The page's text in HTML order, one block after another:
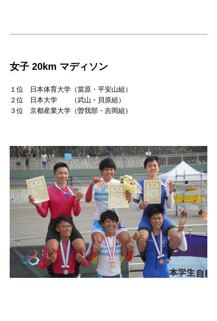
女子 20km マディソン
１位 日本体育大学（當原・平安山組）
２位 日本大学 （武山・貝原組）
３位 京都産業大学（曽我部・吉岡組）